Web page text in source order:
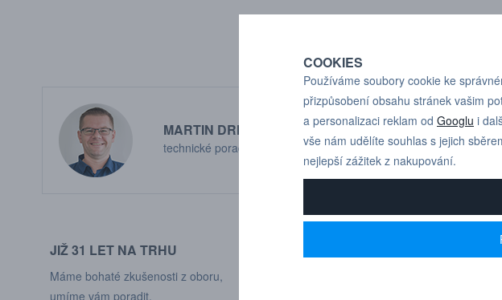
MARTIN DRHOLEC
technické poradenství
Pro technické dotazy
nebo poptávky volejte
JIŽ 31 LET NA TRHU
Máme bohaté zkušenosti z oboru,
umíme vám poradit.
COOKIES
Používáme soubory cookie ke
přizpůsobení obsahu stránek vašim
a personalizaci reklam od Googlu i
vše nám udělíte souhlas s jejich
nejlepší zážitek z nakupování.